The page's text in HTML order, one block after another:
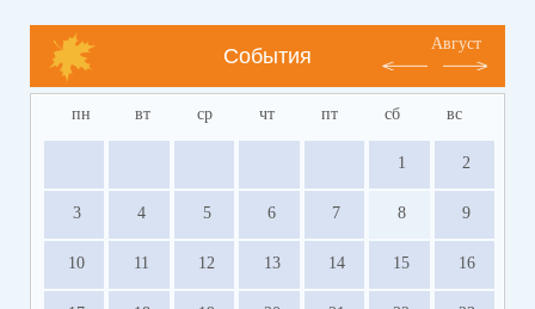
События
Август
пн вт ср чт пт сб вс
1 2
3 4 5 6 7 8 9
10 11 12 13 14 15 16